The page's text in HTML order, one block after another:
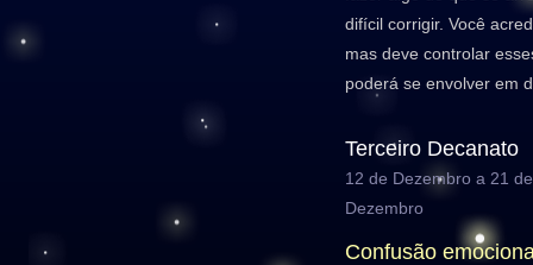
difícil corrigir. Você
mas deve controlar
poderá se envolver em
Terceiro Decanato
12 de Dezembro a 21 de
Dezembro
Confusão